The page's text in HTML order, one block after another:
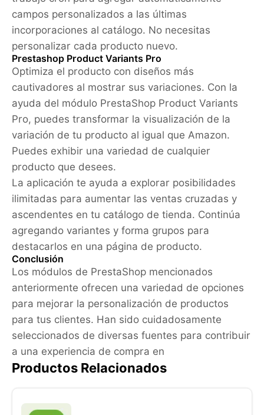
campos personalizados a las últimas
incorporaciones al catálogo. No necesitas
personalizar cada producto nuevo.
Prestashop Product Variants Pro
Optimiza el producto con diseños más
cautivadores al mostrar sus variaciones. Con la
ayuda del módulo PrestaShop Product Variants
Pro, puedes transformar la visualización de la
variación de tu producto al igual que Amazon.
Puedes exhibir una variedad de cualquier
producto que desees.
La aplicación te ayuda a explorar posibilidades
ilimitadas para aumentar las ventas cruzadas y
ascendentes en tu catálogo de tienda. Continúa
agregando variantes y forma grupos para
destacarlos en una página de producto.
Conclusión
Los módulos de PrestaShop mencionados
anteriormente ofrecen una variedad de opciones
para mejorar la personalización de productos
para tus clientes. Han sido cuidadosamente
seleccionados de diversas fuentes para contribuir
a una experiencia de compra en
Productos Relacionados